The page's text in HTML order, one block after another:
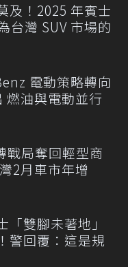
及！2025 年賓士
台灣 SUV 市場的
電動策略轉向
燃油與電動並行
戰局奪回輕型商
2月車市年增
「雙腳未著地」
警回覆：這是規